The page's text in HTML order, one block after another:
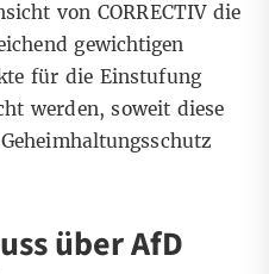
von CORRECTIV die
gewichtigen
für die Einstufung
werden, soweit diese
über AfD